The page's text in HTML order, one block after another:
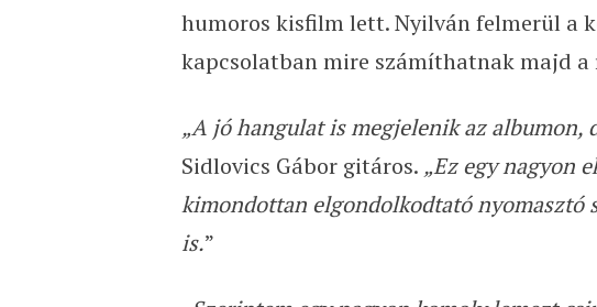
humoros kisfilm lett. Nyilván felmerül a
kapcsolatban mire számíthatnak majd a
„A jó hangulat is megjelenik az albumon,
Sidlovics Gábor gitáros. „Ez egy nagyon
kimondottan elgondolkodtató nyomasztó
is.”